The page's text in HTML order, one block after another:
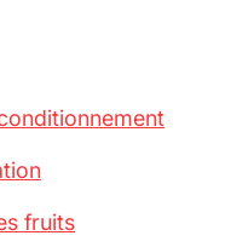
fruits